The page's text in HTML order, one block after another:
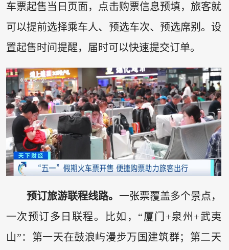
车票起售当日页面，点击购票信息预填，旅客就
可以提前选择乘车人、预选车次、预选席别。设
置起售时间提醒，届时可以快速提交订单。
预订旅游联程线路。 一张票覆盖多个景点，
一次预订多日联程。比如，“厦门+泉州+武夷
山”：第一天在鼓浪屿漫步万国建筑群；第二天